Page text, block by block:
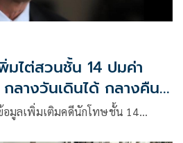
มไต่สวนชั้น 14 ปมค่า
ลางวันเดินได้ กลางคืน
อมูลเพิ่มเติมคดีนักโทษชั้น 14…